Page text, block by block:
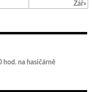
Zář»
hod. na hasičárně